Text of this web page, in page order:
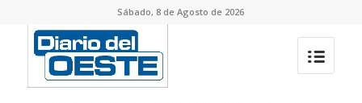
Sábado, 8 de Agosto de 2026